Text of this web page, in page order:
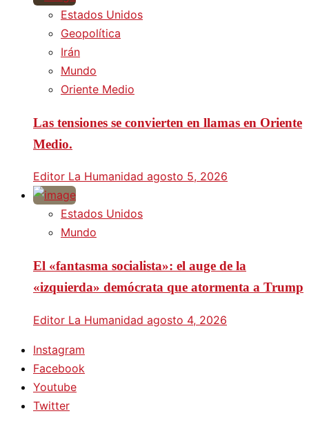
Estados Unidos
Geopolítica
Irán
Mundo
Oriente Medio
Las tensiones se convierten en llamas en Oriente
Medio.
Editor La Humanidad agosto 5, 2026
Estados Unidos
Mundo
El «fantasma socialista»: el auge de la
«izquierda» demócrata que atormenta a Trump
Editor La Humanidad agosto 4, 2026
Instagram
Facebook
Youtube
Twitter